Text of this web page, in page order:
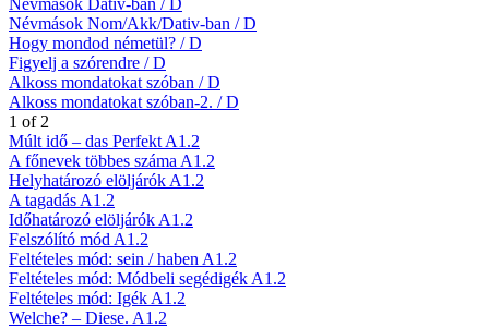
Névmások Dativ-ban / D
Névmások Nom/Akk/Dativ-ban / D
Hogy mondod németül? / D
Figyelj a szórendre / D
Alkoss mondatokat szóban / D
Alkoss mondatokat szóban-2. / D
1 of 2
Múlt idő – das Perfekt A1.2
A főnevek többes száma A1.2
Helyhatározó elöljárók A1.2
A tagadás A1.2
Időhatározó elöljárók A1.2
Felszólító mód A1.2
Feltételes mód: sein / haben A1.2
Feltételes mód: Módbeli segédigék A1.2
Feltételes mód: Igék A1.2
Welche? – Diese. A1.2